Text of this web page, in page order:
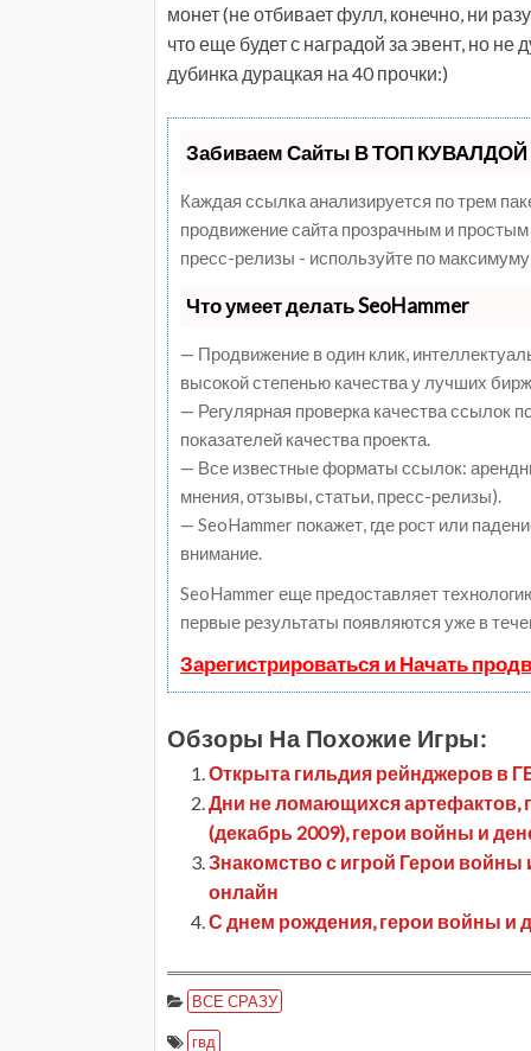
монет (не отбивает фулл, конечно, ни
что еще будет с наградой за эвент, но не
дубинка дурацкая на 40 прочки:)
Забиваем Сайты В ТОП КУВАЛДОЙ
Каждая ссылка анализируется по трем
продвижение сайта прозрачным и
пресс-релизы - используйте по
Что умеет делать SeoHammer
— Продвижение в один клик,
высокой степенью качества у лучших
— Регулярная проверка качества ссылок
показателей качества проекта.
— Все известные форматы ссылок:
мнения, отзывы, статьи, пресс-релизы).
— SeoHammer покажет, где рост или
внимание.
SeoHammer еще предоставляет
первые результаты появляются уже в
Зарегистрироваться и Начать
Обзоры На Похожие Игры:
Открыта гильдия рейнджеров в
Дни не ломающихся артефактов,
(декабрь 2009), герои войны и
Знакомство с игрой Герои войны
онлайн
С днем рождения, герои войны и
ВСЕ СРАЗУ
гвд